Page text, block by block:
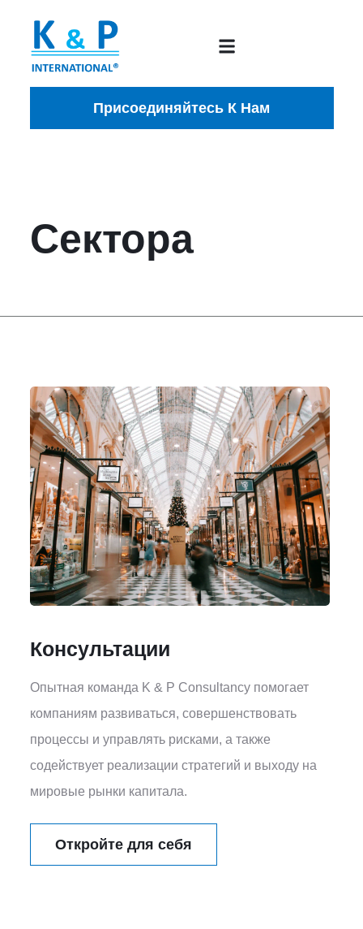
Присоединяйтесь К Нам
Сектора
Консультации
Опытная команда K & P Consultancy помогает
компаниям развиваться, совершенствовать
процессы и управлять рисками, а также
содействует реализации стратегий и выходу на
мировые рынки капитала.
Откройте для себя